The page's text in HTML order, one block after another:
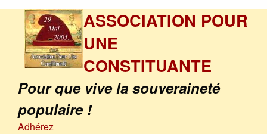
ASSOCIATION POUR
UNE
CONSTITUANTE
Pour que vive la souveraineté
populaire !
Adhérez